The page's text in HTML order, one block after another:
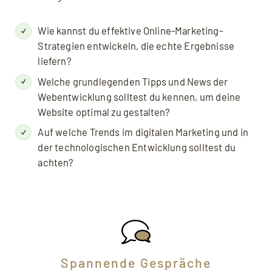
Wie kannst du effektive Online-Marketing-
Strategien entwickeln, die echte Ergebnisse
liefern?
Welche grundlegenden Tipps und News der
Webentwicklung solltest du kennen, um deine
Website optimal zu gestalten?
Auf welche Trends im digitalen Marketing und in
der technologischen Entwicklung solltest du
achten?
Spannende Gespräche